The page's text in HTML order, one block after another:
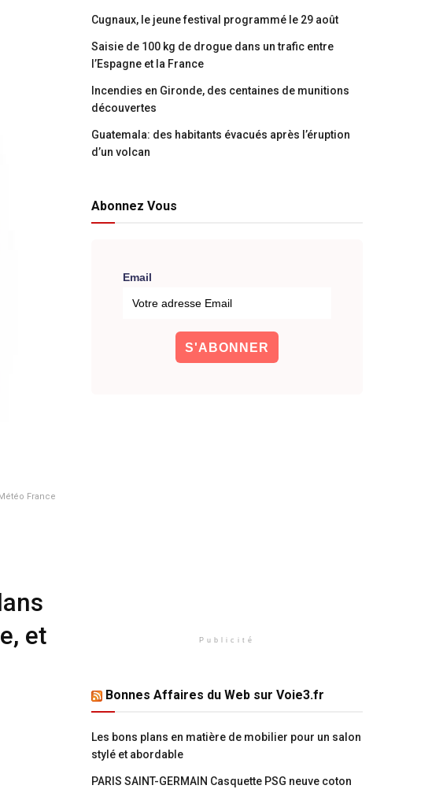
France
et
Cugnaux, le jeune festival programmé le 29 août
Saisie de 100 kg de drogue dans un trafic entre
l’Espagne et la France
Incendies en Gironde, des centaines de munitions
découvertes
Guatemala: des habitants évacués après l’éruption
d’un volcan
Abonnez Vous
Email
Publicité
Bonnes Affaires du Web sur Voie3.fr
Les bons plans en matière de mobilier pour un salon
stylé et abordable
PARIS SAINT-GERMAIN Casquette PSG neuve coton